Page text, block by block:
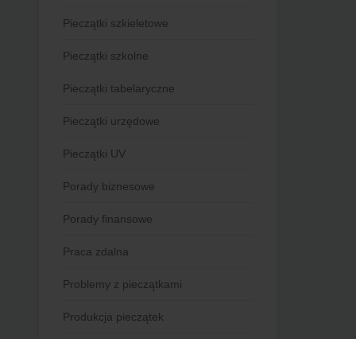
Pieczątki szkieletowe
Pieczątki szkolne
Pieczątki tabelaryczne
Pieczątki urzędowe
Pieczątki UV
Porady biznesowe
Porady finansowe
Praca zdalna
Problemy z pieczątkami
Produkcja pieczątek